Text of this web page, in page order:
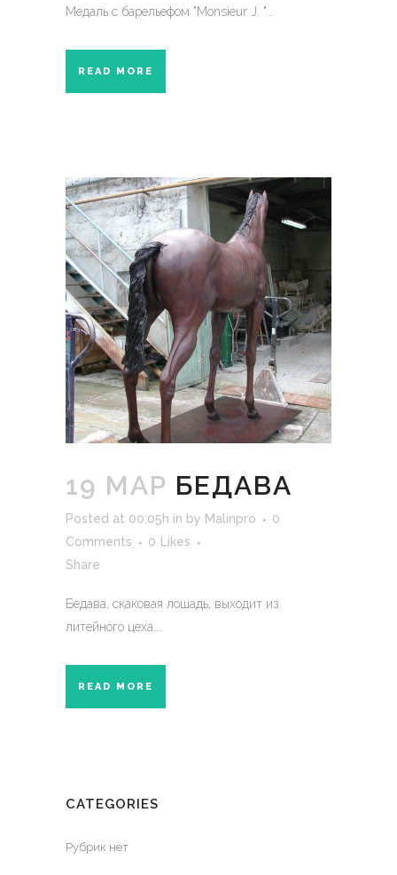
Медаль с барельефом "Monsieur J. "...
READ MORE
19 МАР БЕДАВА
Posted at 00:05h in by Malinpro
0
Comments
0
Likes
Share
Бедава, скаковая лошадь, выходит из
литейного цеха....
READ MORE
CATEGORIES
Рубрик нет